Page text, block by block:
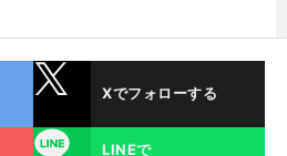
Xでフォローする
LINE LINEで